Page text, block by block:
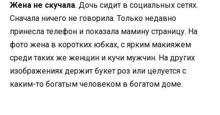
Жена не скучала. Дочь сидит в социальных сетях.
Сначала ничего не говорила. Только недавно
принесла телефон и показала мамину страницу. На
фото жена в коротких юбках, с ярким макияжем
среди таких же женщин и кучи мужчин. На других
изображениях держит букет роз или целуется с
каким-то богатым человеком в богатом доме.